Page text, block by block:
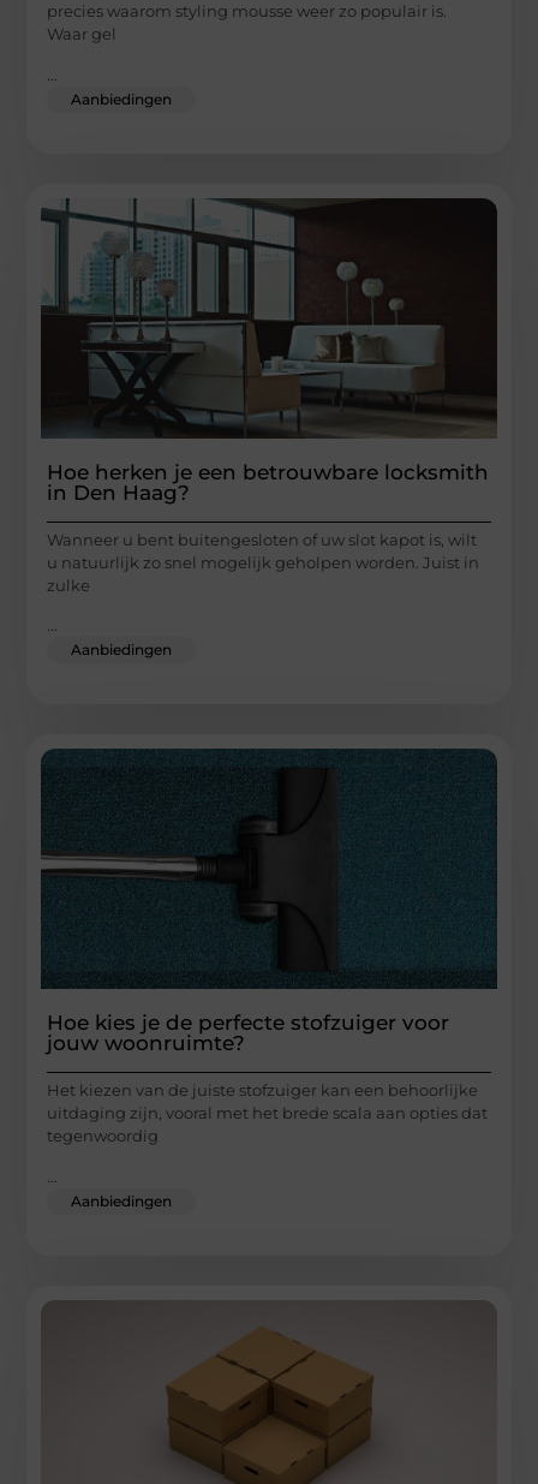
precies waarom styling mousse weer zo populair is.
Waar gel
Aanbiedingen
Hoe herken je een betrouwbare locksmith
in Den Haag?
Wanneer u bent buitengesloten of uw slot kapot is, wilt
u natuurlijk zo snel mogelijk geholpen worden. Juist in
zulke
Aanbiedingen
Hoe kies je de perfecte stofzuiger voor
jouw woonruimte?
Het kiezen van de juiste stofzuiger kan een behoorlijke
uitdaging zijn, vooral met het brede scala aan opties dat
tegenwoordig
Aanbiedingen